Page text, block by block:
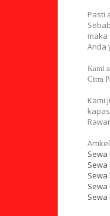
Pasti
maka
Anda
Kami
Citra
Kami
Sewa